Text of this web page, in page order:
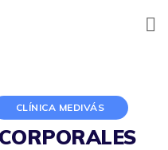
CLÍNICA MEDIVÁS